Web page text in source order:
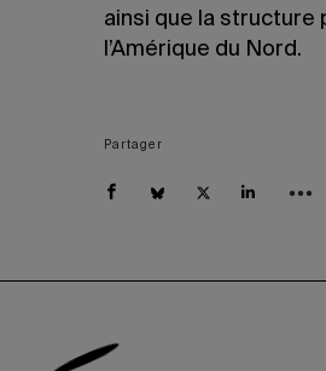
ainsi que la structure
l’Amérique du Nord.
Partager